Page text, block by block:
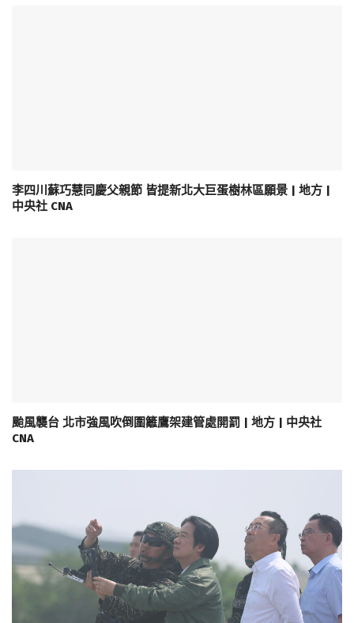
李四川蘇巧慧同慶父親節 皆提新北大巨蛋樹林區願景 | 地方 |
中央社 CNA
颱風襲台 北市強風吹倒圍籬鷹架建管處開罰 | 地方 | 中央社
CNA